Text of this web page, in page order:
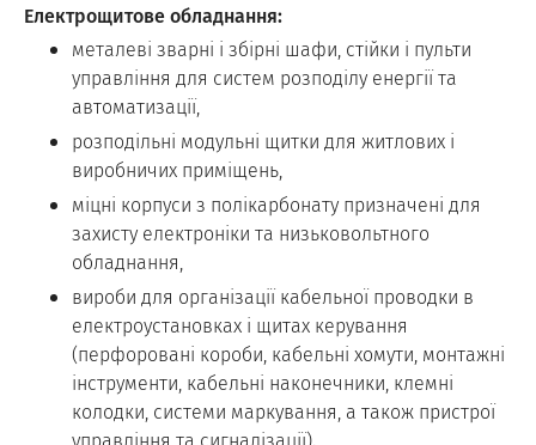
Електрощитове обладнання:
металеві зварні і збірні шафи, стійки і пульти
управління для систем розподілу енергії та
автоматизації,
розподільні модульні щитки для житлових і
виробничих приміщень,
міцні корпуси з полікарбонату призначені для
захисту електроніки та низьковольтного
обладнання,
вироби для організації кабельної проводки в
електроустановках і щитах керування
(перфоровані короби, кабельні хомути, монтажні
інструменти, кабельні наконечники, клемні
колодки, системи маркування, а також пристрої